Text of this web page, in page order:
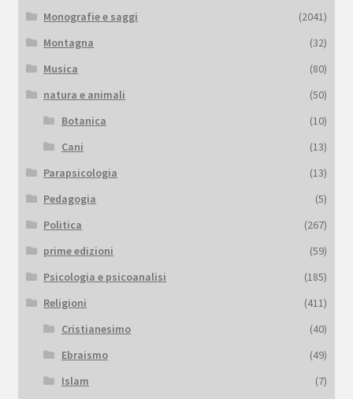
Monografie e saggi
(2041)
Montagna
(32)
Musica
(80)
natura e animali
(50)
Botanica
(10)
Cani
(13)
Parapsicologia
(13)
Pedagogia
(5)
Politica
(267)
prime edizioni
(59)
Psicologia e psicoanalisi
(185)
Religioni
(411)
Cristianesimo
(40)
Ebraismo
(49)
Islam
(7)